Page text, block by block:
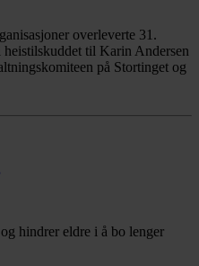
overleverte 31.
til Karin Andersen
på Stortinget og
hindrer eldre i å bo lenger